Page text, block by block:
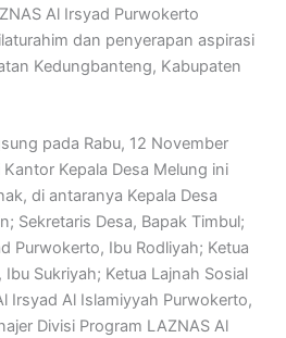
Al Irsyad Purwokerto
dan penyerapan aspirasi
Kedungbanteng, Kabupaten
pada Rabu, 12 November
Kepala Desa Melung ini
di antaranya Kepala Desa
Sekretaris Desa, Bapak Timbul;
Purwokerto, Ibu Rodliyah; Ketua
Sukriyah; Ketua Lajnah Sosial
Irsyad Al Islamiyyah Purwokerto,
Divisi Program LAZNAS Al